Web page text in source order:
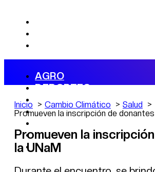
AGRO
DEPORTES
ECONOMÍA
POLÍTICA
DATA FIRME
DE LA TRIBUNA TV
Inicio Cambio Climático
Salud
Promueven la inscripción de
Promueven la
la UNaM